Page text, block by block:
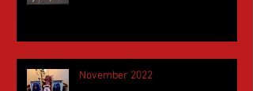
November 2022